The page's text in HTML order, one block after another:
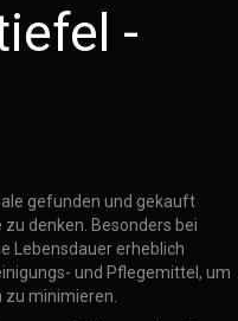
-
gefunden und gekauft
denken. Besonders bei
Lebensdauer erheblich
und Pflegemittel, um
minimieren.